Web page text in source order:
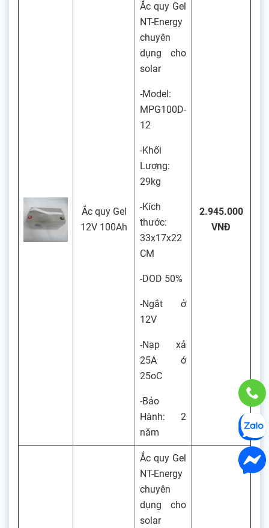
Ắc quy Gel
12V 100Ah
Ắc quy Gel
NT-Energy
chuyên
dụng cho
solar
-Model:
MPG100D-
12
-Khối
Lượng:
29kg
-Kích
thước:
33x17x22
CM
-DOD 50%
-Ngắt ở
12V
-Nạp xả
25A ở
25oC
-Bảo
Hành: 2
năm
2.945.000
VNĐ
Ắc quy Gel
NT-Energy
chuyên
dụng cho
solar